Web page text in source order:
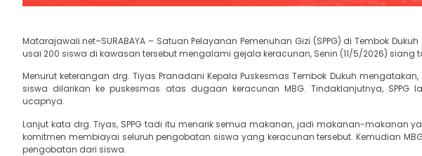
Matarajawali.net–SURABAYA – Satuan Pelayanan Pemenuhan Gizi (SPPG) di Tembok
usai 200 siswa di kawasan tersebut mengalami gejala keracunan, Senin (11/5/2026) siang
Menurut keterangan drg. Tiyas Pranadani Kepala Puskesmas Tembok Dukuh
siswa dilarikan ke puskesmas atas dugaan keracunan MBG. Tindaklanjutnya, SPPG
ucapnya.
Lanjut kata drg. Tiyas, SPPG tadi itu menarik semua makanan, jadi makanan-makanan
komitmen membiayai seluruh pengobatan siswa yang keracunan tersebut. Kemudian
pengobatan dari siswa.